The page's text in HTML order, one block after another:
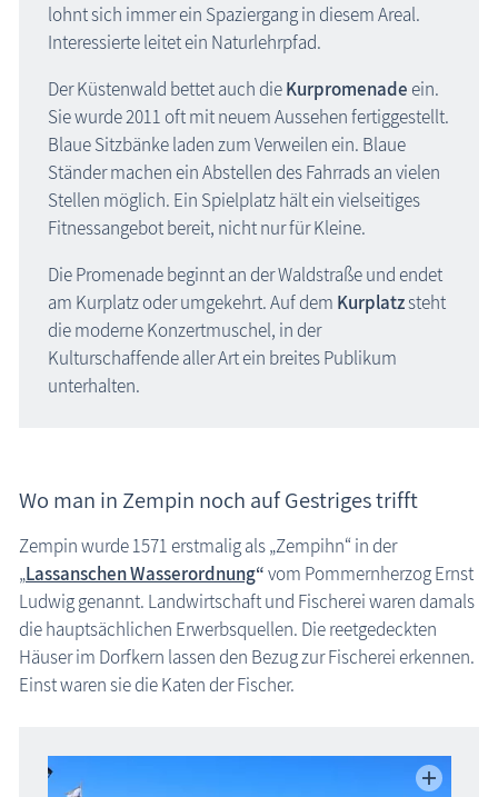
lohnt sich immer ein Spaziergang in diesem Areal.
Interessierte leitet ein Naturlehrpfad.
Der Küstenwald bettet auch dieKurpromenade ein.
Sie wurde 2011 oft mit neuem Aussehen fertiggestellt.
Blaue Sitzbänke laden zum Verweilen ein. Blaue
Ständer machen ein Abstellen des Fahrrads an vielen
Stellen möglich. Ein Spielplatz hält ein vielseitiges
Fitnessangebot bereit, nicht nur für Kleine.
Die Promenade beginnt an der Waldstraße und endet
am Kurplatz oder umgekehrt. Auf dem Kurplatzsteht
die moderne Konzertmuschel, in der
Kulturschaffende aller Art ein breites Publikum
unterhalten.
Wo man in Zempin noch auf Gestriges trifft
Zempin wurde 1571 erstmalig als „Zempihn“ in der
„Lassanschen Wasserordnung“vom Pommernherzog Ernst
Ludwig genannt. Landwirtschaft und Fischerei waren damals
die hauptsächlichen Erwerbsquellen. Die reetgedeckten
Häuser im Dorfkern lassen den Bezug zur Fischerei erkennen.
Einst waren sie die Katen der Fischer.